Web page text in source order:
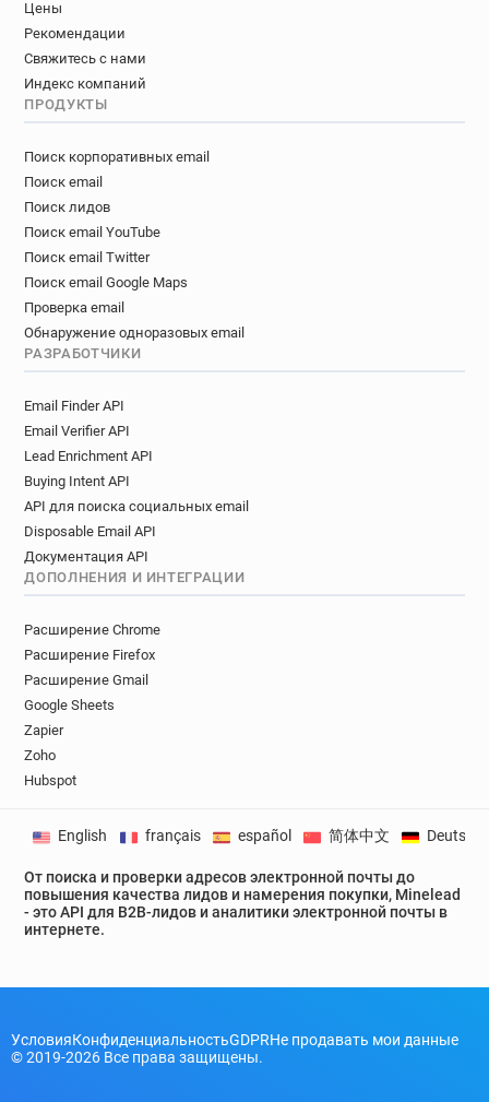
Цены
Рекомендации
Свяжитесь с нами
Индекс компаний
ПРОДУКТЫ
Поиск корпоративных email
Поиск email
Поиск лидов
Поиск email YouTube
Поиск email Twitter
Поиск email Google Maps
Проверка email
Обнаружение одноразовых email
РАЗРАБОТЧИКИ
Email Finder API
Email Verifier API
Lead Enrichment API
Buying Intent API
API для поиска социальных email
Disposable Email API
Документация API
ДОПОЛНЕНИЯ И ИНТЕГРАЦИИ
Расширение Chrome
Расширение Firefox
Расширение Gmail
Google Sheets
Zapier
Zoho
Hubspot
От поиска и проверки адресов электронной почты до
повышения качества лидов и намерения покупки, Minelead
- это API для B2B-лидов и аналитики электронной почты в
интернете.
English français español 简体中文 Deutsch
УсловияКонфиденциальностьGDPRНе продавать мои данные
© 2019-2026 Все права защищены.